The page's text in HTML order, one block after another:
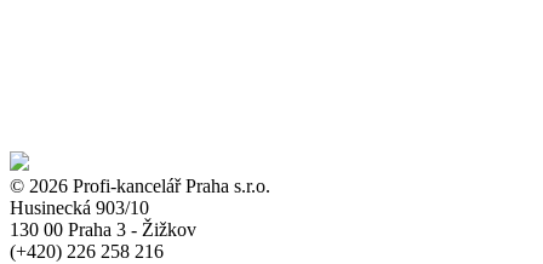
© 2026 Profi-kancelář Praha s.r.o.
Husinecká 903/10
130 00 Praha 3 - Žižkov
(+420) 226 258 216